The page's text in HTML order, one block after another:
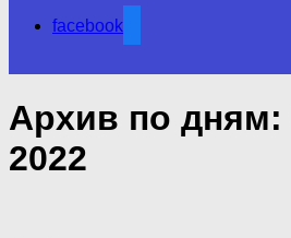
facebook
Архив по дням:
2022